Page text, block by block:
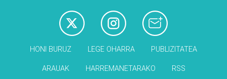
HONI BURUZ LEGE OHARRA PUBLIZITATEA
ARAUAK HARREMANETARAKO RSS